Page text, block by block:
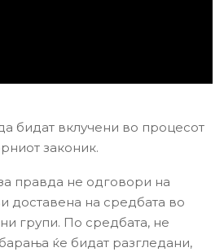
бидат вклучени во процесот
законик.
правда не одговори на
доставена на средбата во
групи. По средбата, не
ќе бидат разгледани,